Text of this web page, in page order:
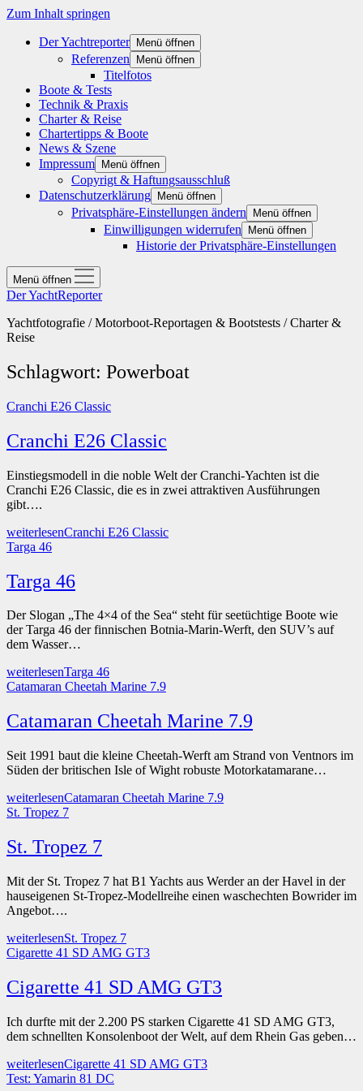
Zum Inhalt springen
Der Yachtreporter Menü öffnen
Referenzen Menü öffnen
Titelfotos
Boote & Tests
Technik & Praxis
Charter & Reise
Chartertipps & Boote
News & Szene
Impressum
Menü öffnen
Copyrigt & Haftungsausschluß
Datenschutzerklärung
Menü öffnen
Privatsphäre-Einstellungen ändern Menü öffnen
Einwilligungen widerrufen Menü öffnen
Historie der Privatsphäre-Einstellungen
Menü öffnen
Der YachtReporter
Yachtfotografie / Motorboot-Reportagen & Bootstests / Charter &
Reise
Schlagwort: Powerboat
Cranchi E26 Classic
Cranchi E26 Classic
Einstiegsmodell in die noble Welt der Cranchi-Yachten ist die
Cranchi E26 Classic, die es in zwei attraktiven Ausführungen
gibt….
weiterlesenCranchi E26 Classic
Targa 46
Targa 46
Der Slogan „The 4×4 of the Sea“ steht für seetüchtige Boote wie
der Targa 46 der finnischen Botnia-Marin-Werft, den SUV’s auf
dem Wasser…
weiterlesenTarga 46
Catamaran Cheetah Marine 7.9
Catamaran Cheetah Marine 7.9
Seit 1991 baut die kleine Cheetah-Werft am Strand von Ventnors im
Süden der britischen Isle of Wight robuste Motorkatamarane…
weiterlesenCatamaran Cheetah Marine 7.9
St. Tropez 7
St. Tropez 7
Mit der St. Tropez 7 hat B1 Yachts aus Werder an der Havel in der
hauseigenen St-Tropez-Modellreihe einen waschechten Bowrider im
Angebot….
weiterlesenSt. Tropez 7
Cigarette 41 SD AMG GT3
Cigarette 41 SD AMG GT3
Ich durfte mit der 2.200 PS starken Cigarette 41 SD AMG GT3,
dem schnellten Konsolenboot der Welt, auf dem Rhein Gas geben…
weiterlesenCigarette 41 SD AMG GT3
Test: Yamarin 81 DC